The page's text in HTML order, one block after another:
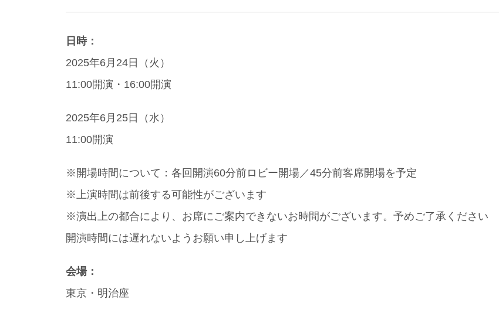
日時：
2025年6月24日（火）
11:00開演・16:00開演
2025年6月25日（水）
11:00開演
※開場時間について：各回開演60分前ロビー開場／45分前客席開場を予定
※上演時間は前後する可能性がございます
※演出上の都合により、お席にご案内できないお時間がございます。予めご了承ください
開演時間には遅れないようお願い申し上げます
会場：
東京・明治座